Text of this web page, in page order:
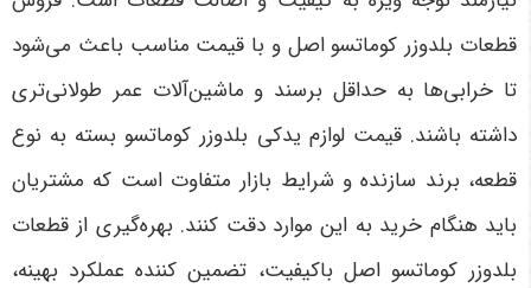
قطعات بلدوزر کوماتسو اصل و با قیمت مناسب باعث می‌شود
تا خرابی‌ها به حداقل برسند و ماشین‌آلات عمر طولانی‌تری
داشته باشند. قیمت لوازم یدکی بلدوزر کوماتسو بسته به نوع
قطعه، برند سازنده و شرایط بازار متفاوت است که مشتریان
باید هنگام خرید به این موارد دقت کنند. بهره‌گیری از قطعات
بلدوزر کوماتسو اصل باکیفیت، تضمین کننده عملکرد بهینه،